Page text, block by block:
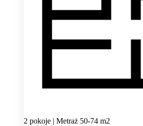
2 pokoje | Metraż 50-74 m2